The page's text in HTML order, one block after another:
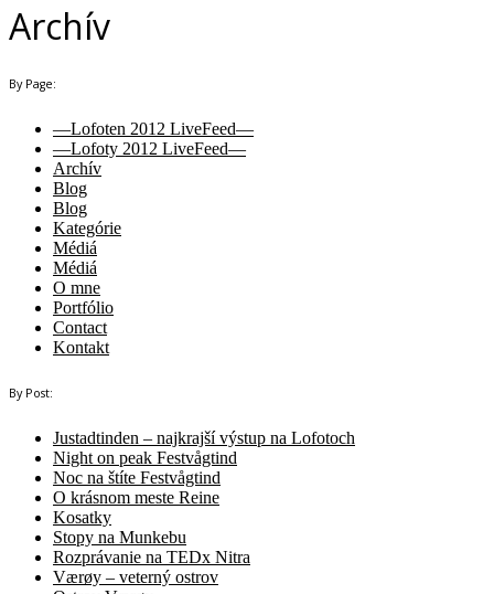
Archív
By Page:
—Lofoten 2012 LiveFeed—
—Lofoty 2012 LiveFeed—
Archív
Blog
Blog
Kategórie
Médiá
Médiá
O mne
Portfólio
Contact
Kontakt
By Post:
Justadtinden – najkrajší výstup na Lofotoch
Night on peak Festvågtind
Noc na štíte Festvågtind
O krásnom meste Reine
Kosatky
Stopy na Munkebu
Rozprávanie na TEDx Nitra
Værøy – veterný ostrov